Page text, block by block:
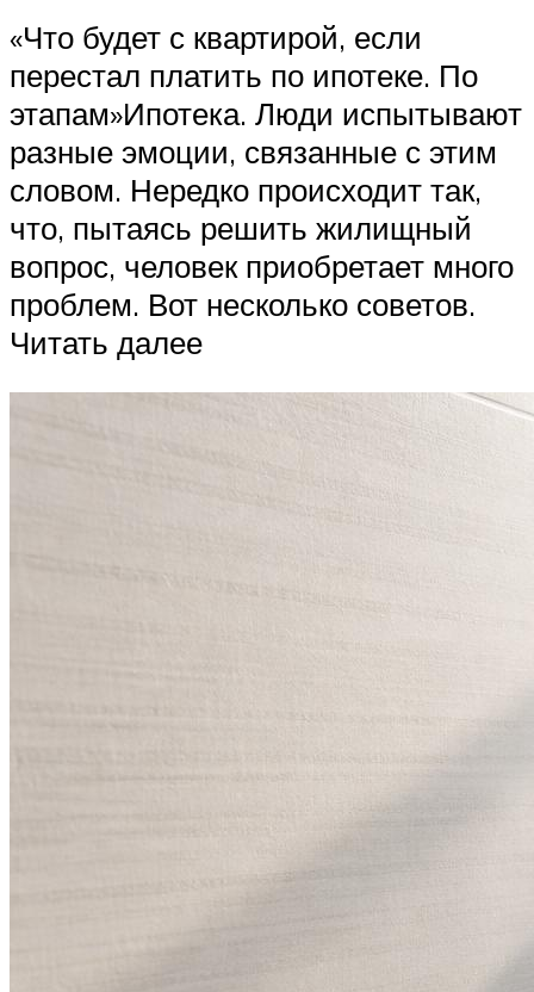
«Что будет с квартирой, если
перестал платить по ипотеке. По
этапам»Ипотека. Люди испытывают
разные эмоции, связанные с этим
словом. Нередко происходит так,
что, пытаясь решить жилищный
вопрос, человек приобретает много
проблем. Вот несколько советов.
Читать далее